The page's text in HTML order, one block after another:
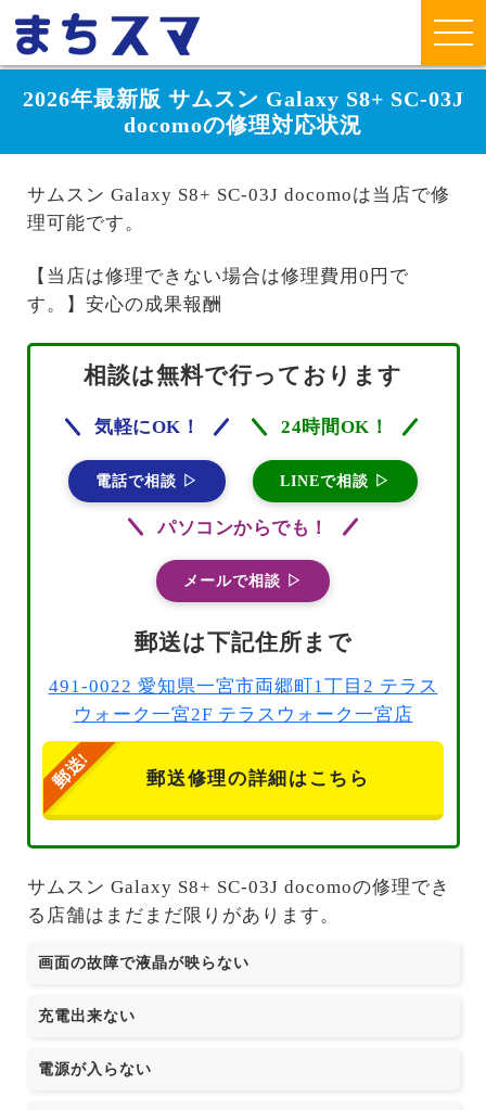
2026年最新版 サムスン Galaxy S8+ SC-03J
docomoの修理対応状況
サムスン Galaxy S8+ SC-03J docomoは当店で修
理可能です。
【当店は修理できない場合は修理費用0円で
す。】安心の成果報酬
相談は無料で行っております
気軽にOK！
電話で相談 ▷
24時間OK！
LINEで相談 ▷
パソコンからでも！
メールで相談 ▷
郵送は下記住所まで
491-0022 愛知県一宮市両郷町1丁目2 テラス
ウォーク一宮2F テラスウォーク一宮店
郵送修理の詳細はこちら
サムスン Galaxy S8+ SC-03J docomoの修理でき
る店舗はまだまだ限りがあります。
画面の故障で液晶が映らない
充電出来ない
電源が入らない